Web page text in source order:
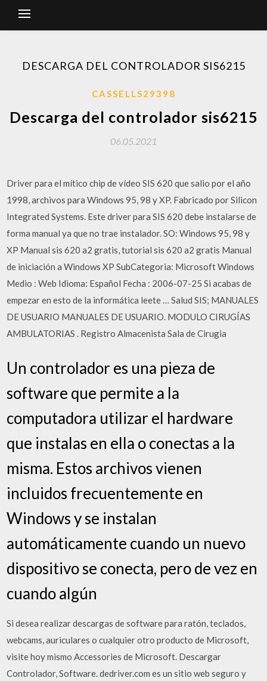
DESCARGA DEL CONTROLADOR SIS6215
CASSELLS29398
Descarga del controlador sis6215
06.05.2021
Driver para el mítico chip de vídeo SIS 620 que salio por el año
1998, archivos para Windows 95, 98 y XP. Fabricado por Silicon
Integrated Systems. Este driver para SIS 620 debe instalarse de
forma manual ya que no trae instalador. SO: Windows 95, 98 y
XP Manual sis 620 a2 gratis, tutorial sis 620 a2 gratis Manual
de iniciación a Windows XP SubCategoria: Microsoft Windows
Medio : Web Idioma: Español Fecha : 2006-07-25 Si acabas de
empezar en esto de la informática leete … Salud SIS; MANUALES
DE USUARIO MANUALES DE USUARIO. MODULO CIRUGÍAS
AMBULATORIAS . Registro Almacenista Sala de Cirugia
Un controlador es una pieza de
software que permite a la
computadora utilizar el hardware
que instalas en ella o conectas a la
misma. Estos archivos vienen
incluidos frecuentemente en
Windows y se instalan
automáticamente cuando un nuevo
dispositivo se conecta, pero de vez en
cuando algún
Si desea realizar descargas de software para ratón, teclados,
webcams, auriculares o cualquier otro producto de Microsoft,
visite hoy mismo Accessories de Microsoft. Descargar
Controlador, Software. dedriver.com es un sitio web seguro y